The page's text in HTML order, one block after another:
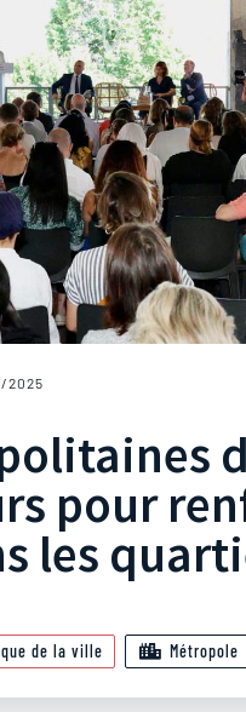
2025
pour
les
de la ville Métropole